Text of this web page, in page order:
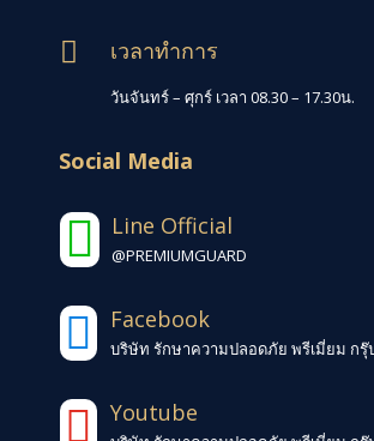
 เวลาทำการ
วันจันทร์ – ศุกร์ เวลา 08.30 – 17.30น.
Social Media
 Line Official
@PREMIUMGUARD
 Facebook
บริษัท รักษาความปลอดภัย พรีเมี่ยม กรุ๊
 Youtube